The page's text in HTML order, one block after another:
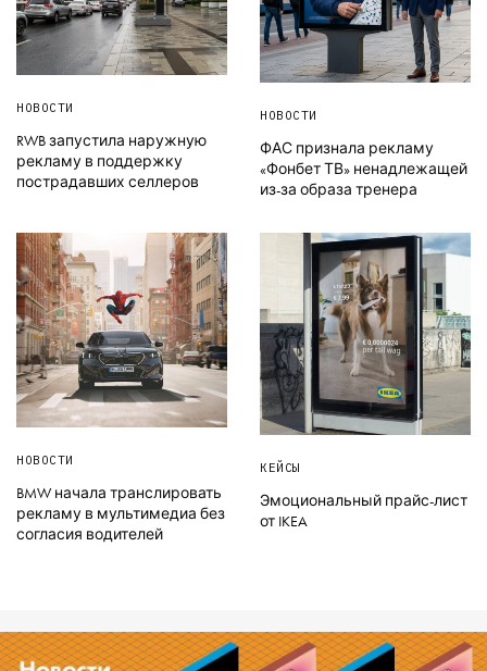
НОВОСТИ
RWB запустила наружную
рекламу в поддержку
пострадавших селлеров
НОВОСТИ
ФАС признала рекламу
«Фонбет ТВ» ненадлежащей
из-за образа тренера
НОВОСТИ
BMW начала транслировать
рекламу в мультимедиа без
согласия водителей
КЕЙСЫ
Эмоциональный прайс-лист
от IKEA